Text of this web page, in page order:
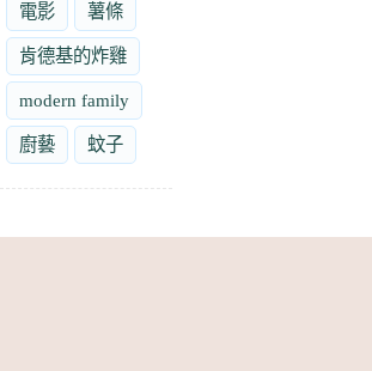
電影 薯條
肯德基的炸雞
modern family
廚藝 蚊子